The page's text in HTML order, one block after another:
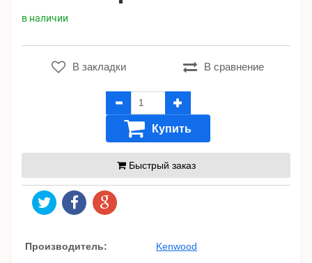
в наличии
В закладки В сравнение
Купить
Быстрый заказ
Производитель: Kenwood